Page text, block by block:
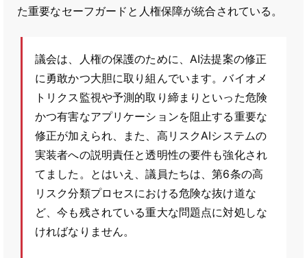
た重要なセーフガードと人権保障が統合されている。
議会は、人権の保護のために、AI法提案の修正
に勇敢かつ大胆に取り組んでいます。バイオメ
トリクス監視や予測的取り締まりといった危険
かつ有害なアプリケーションを阻止する重要な
修正が加えられ、また、高リスクAIシステムの
実装者への説明責任と透明性の要件も強化され
てました。とはいえ、議員たちは、第6条の高
リスク分類プロセスにおける危険な抜け道な
ど、今も残されている重大な問題点に対処しな
ければなりません。